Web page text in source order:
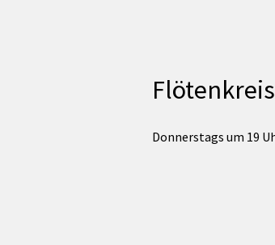
Flötenkreis
Donnerstags um 19